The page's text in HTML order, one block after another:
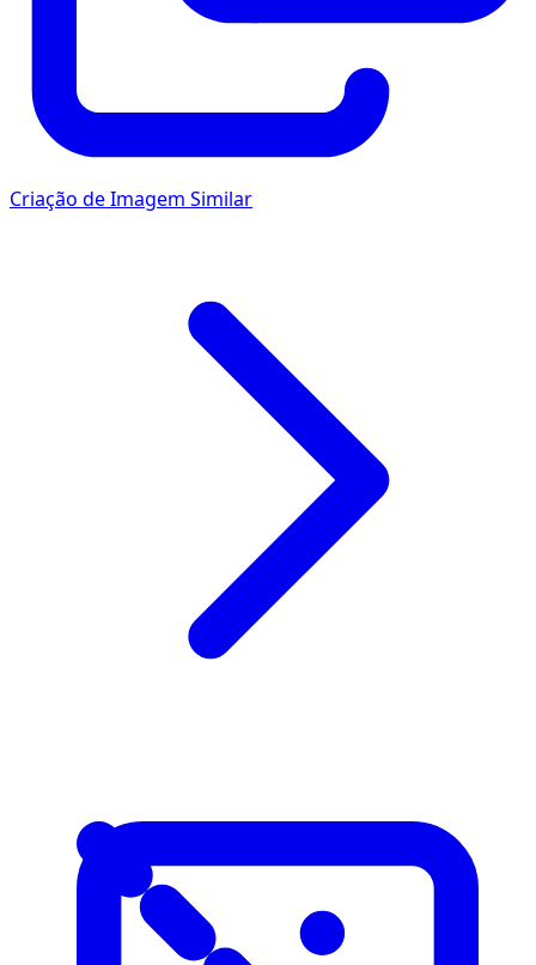
Criação de Imagem Similar